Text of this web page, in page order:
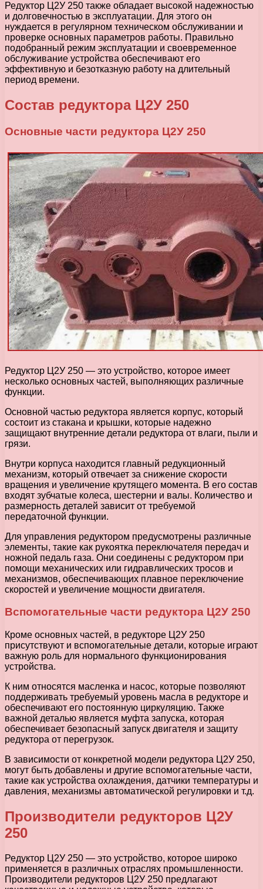
Редуктор Ц2У 250 также обладает высокой надежностью
и долговечностью в эксплуатации. Для этого он
нуждается в регулярном техническом обслуживании и
проверке основных параметров работы. Правильно
подобранный режим эксплуатации и своевременное
обслуживание устройства обеспечивают его
эффективную и безотказную работу на длительный
период времени.
Состав редуктора Ц2У 250
Основные части редуктора Ц2У 250
Редуктор Ц2У 250 — это устройство, которое имеет
несколько основных частей, выполняющих различные
функции.
Основной частью редуктора является корпус, который
состоит из стакана и крышки, которые надежно
защищают внутренние детали редуктора от влаги, пыли и
грязи.
Внутри корпуса находится главный редукционный
механизм, который отвечает за снижение скорости
вращения и увеличение крутящего момента. В его состав
входят зубчатые колеса, шестерни и валы. Количество и
размерность деталей зависит от требуемой
передаточной функции.
Для управления редуктором предусмотрены различные
элементы, такие как рукоятка переключателя передач и
ножной педаль газа. Они соединены с редуктором при
помощи механических или гидравлических тросов и
механизмов, обеспечивающих плавное переключение
скоростей и увеличение мощности двигателя.
Вспомогательные части редуктора Ц2У 250
Кроме основных частей, в редукторе Ц2У 250
присутствуют и вспомогательные детали, которые играют
важную роль для нормального функционирования
устройства.
К ним относятся масленка и насос, которые позволяют
поддерживать требуемый уровень масла в редукторе и
обеспечивают его постоянную циркуляцию. Также
важной деталью является муфта запуска, которая
обеспечивает безопасный запуск двигателя и защиту
редуктора от перегрузок.
В зависимости от конкретной модели редуктора Ц2У 250,
могут быть добавлены и другие вспомогательные части,
такие как устройства охлаждения, датчики температуры и
давления, механизмы автоматической регулировки и т.д.
Производители редукторов Ц2У
250
Редуктор Ц2У 250 — это устройство, которое широко
применяется в различных отраслях промышленности.
Производители редукторов Ц2У 250 предлагают